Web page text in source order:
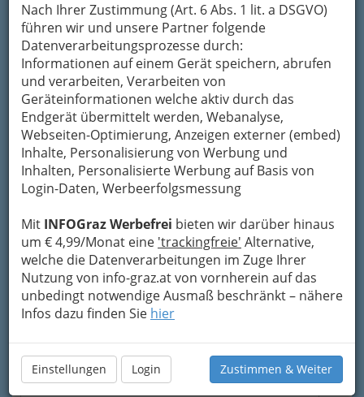
Nach Ihrer Zustimmung (Art. 6 Abs. 1 lit. a DSGVO)
führen wir und unsere Partner folgende
Datenverarbeitungsprozesse durch:
Informationen auf einem Gerät speichern, abrufen
und verarbeiten, Verarbeiten von
Geräteinformationen welche aktiv durch das
Endgerät übermittelt werden, Webanalyse,
Webseiten-Optimierung, Anzeigen externer (embed)
Inhalte, Personalisierung von Werbung und
Inhalten, Personalisierte Werbung auf Basis von
Login-Daten, Werbeerfolgsmessung
Mit INFOGraz Werbefrei bieten wir darüber hinaus
um € 4,99/Monat eine 'trackingfreie' Alternative,
welche die Datenverarbeitungen im Zuge Ihrer
Nutzung von info-graz.at von vornherein auf das
unbedingt notwendige Ausmaß beschränkt – nähere
Infos dazu finden Sie hier
Einstellungen Login Zustimmen & Weiter
Absenden umgehend per Mail an das
Unternehmen TOM´S TATTOOWORLD - THINK
INK weitergeleitet.
Mein Name
Meine Email Adresse
Mein Betreff
Meine Nachricht